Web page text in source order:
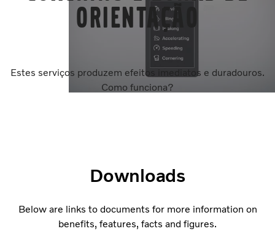
Orientação
Estes serviços produzem efeitos imediatos e duradouros.
Como funciona?
Downloads
Below are links to documents for more information on
benefits, features, facts and figures.